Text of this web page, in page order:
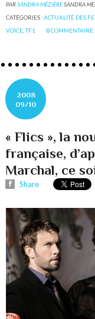
PARSANDRA MÉZIÈRESANDRA
CATÉGORIES :ACTUALITÉ DES
VOICE ,TF1 0COMMENTAIRE
2008
09/10
« Flics », la
française,
Marchal, ce
Share